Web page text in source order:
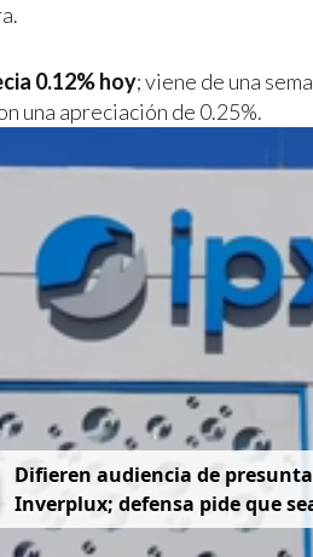
0.12% hoy; viene de una
una apreciación de 0.25%.
Difieren audiencia de presunta
Inverplux; defensa pidequese